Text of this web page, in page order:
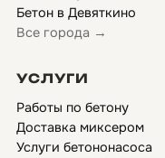
Бетон в Девяткино
Все города →
УСЛУГИ
Работы по бетону
Доставка миксером
Услуги бетононасоса